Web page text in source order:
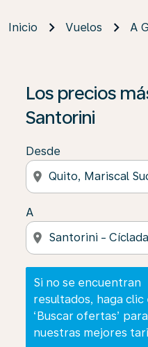
Inicio Vuelos A
Los precios
Santorini
Desde
location_on
A
location_on
Si no se encuentran
resultados, haga clic
‘Buscar ofertas’
nuestras mejores
Si no se encuentran